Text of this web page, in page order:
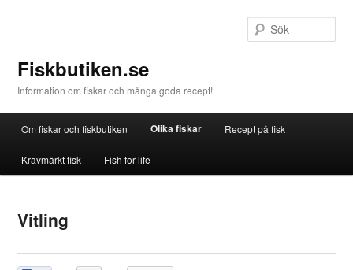
Fiskbutiken.se
Information om fiskar och många goda recept!
Hoppa till huvudinnehåll
Hoppa till sekundärt innehåll
Om fiskar och fiskbutiken Olika fiskar Recept på fisk
Kravmärkt fisk Fish for life
Vitling